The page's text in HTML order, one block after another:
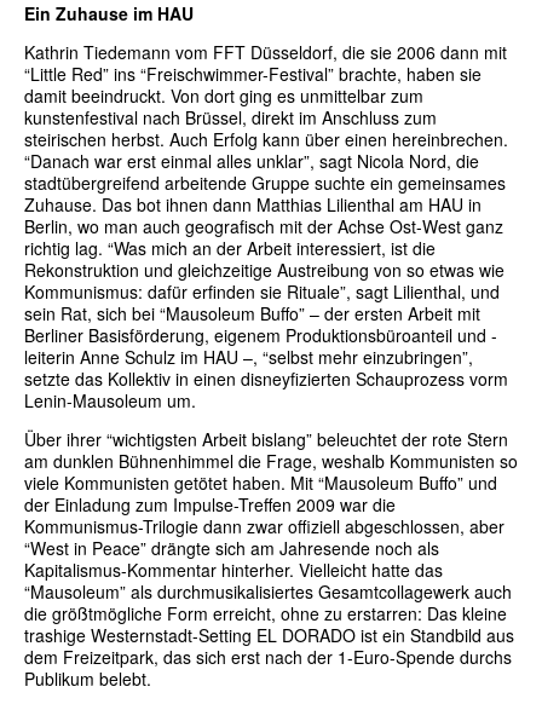
Ein Zuhause im HAU
Kathrin Tiedemann vom FFT Düsseldorf, die sie 2006 dann mit
“Little Red” ins “Freischwimmer-Festival” brachte, haben sie
damit beeindruckt. Von dort ging es unmittelbar zum
kunstenfestival nach Brüssel, direkt im Anschluss zum
steirischen herbst. Auch Erfolg kann über einen hereinbrechen.
“Danach war erst einmal alles unklar”, sagt Nicola Nord, die
stadtübergreifend arbeitende Gruppe suchte ein gemeinsames
Zuhause. Das bot ihnen dann Matthias Lilienthal am HAU in
Berlin, wo man auch geografisch mit der Achse Ost-West ganz
richtig lag. “Was mich an der Arbeit interessiert, ist die
Rekonstruktion und gleichzeitige Austreibung von so etwas wie
Kommunismus: dafür erfinden sie Rituale”, sagt Lilienthal, und
sein Rat, sich bei “Mausoleum Buffo” – der ersten Arbeit mit
Berliner Basisförderung, eigenem Produktionsbüroanteil und -
leiterin Anne Schulz im HAU –, “selbst mehr einzubringen”,
setzte das Kollektiv in einen disneyfizierten Schauprozess vorm
Lenin-Mausoleum um.
Über ihrer “wichtigsten Arbeit bislang” beleuchtet der rote Stern
am dunklen Bühnenhimmel die Frage, weshalb Kommunisten so
viele Kommunisten getötet haben. Mit “Mausoleum Buffo” und
der Einladung zum Impulse-Treffen 2009 war die
Kommunismus-Trilogie dann zwar offiziell abgeschlossen, aber
“West in Peace” drängte sich am Jahresende noch als
Kapitalismus-Kommentar hinterher. Vielleicht hatte das
“Mausoleum” als durchmusikalisiertes Gesamtcollagewerk auch
die größtmögliche Form erreicht, ohne zu erstarren: Das kleine
trashige Westernstadt-Setting EL DORADO ist ein Standbild aus
dem Freizeitpark, das sich erst nach der 1-Euro-Spende durchs
Publikum belebt.